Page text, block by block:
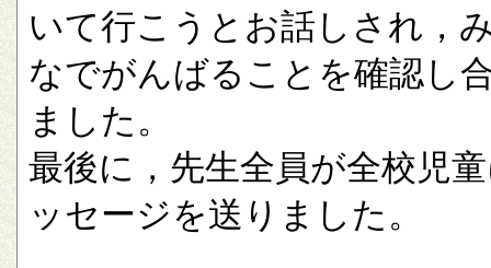
いて行こうとお話しされ，
なでがんばることを確認し
ました。
最後に，先生全員が全校児
ッセージを送りました。